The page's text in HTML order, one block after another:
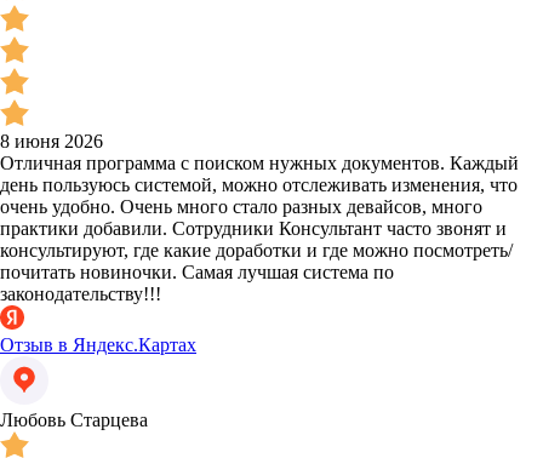
8 июня 2026
Отличная программа с поиском нужных документов. Каждый
день пользуюсь системой, можно отслеживать изменения, что
очень удобно. Очень много стало разных девайсов, много
практики добавили. Сотрудники Консультант часто звонят и
консультируют, где какие доработки и где можно посмотреть/
почитать новиночки. Самая лучшая система по
законодательству!!!
Отзыв в Яндекс.Картах
Любовь Старцева